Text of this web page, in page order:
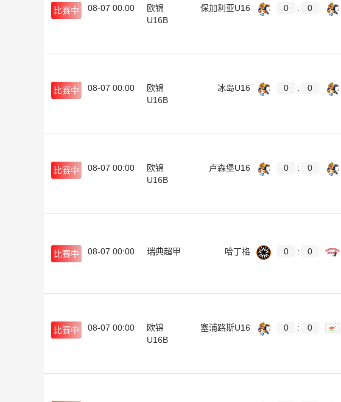
比赛中 08-07 00:00
欧锦
U16B
保加利亚U16 0 : 0
比赛中 08-07 00:00
欧锦
U16B
冰岛U16 0 : 0
比赛中 08-07 00:00
欧锦
U16B
卢森堡U16 0 : 0
比赛中 08-07 00:00 瑞典超甲 哈丁格 0 : 0
比赛中 08-07 00:00
欧锦
U16B
塞浦路斯U16 0 : 0